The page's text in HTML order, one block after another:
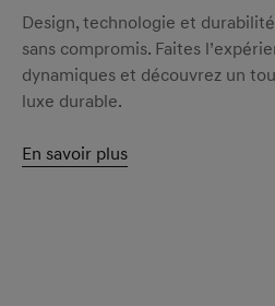
Design, technologie et
sans compromis. Faites
dynamiques et découvrez un
luxe durable.
En savoir plus